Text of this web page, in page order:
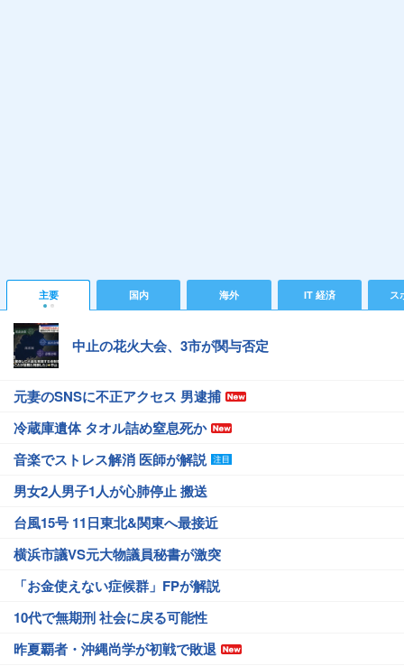
主要 国内 海外 IT 経済 ス
中止の花火大会、3市が関与否定
元妻のSNSに不正アクセス 男逮捕
冷蔵庫遺体 タオル詰め窒息死か
音楽でストレス解消 医師が解説
男女2人男子1人が心肺停止 搬送
台風15号 11日東北&関東へ最接近
横浜市議VS元大物議員秘書が激突
「お金使えない症候群」FPが解説
10代で無期刑 社会に戻る可能性
昨夏覇者・沖縄尚学が初戦で敗退